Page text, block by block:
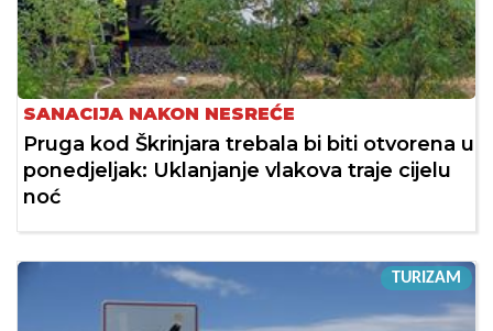
SANACIJA NAKON NESREĆE
Pruga kod Škrinjara trebala bi biti otvorena u
ponedjeljak: Uklanjanje vlakova traje cijelu
noć
TURIZAM